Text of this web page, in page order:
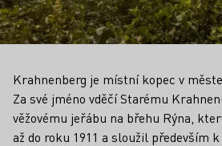
Krahnenberg je místní kopec v
Za své jméno vděčí Starému
věžovému jeřábu na břehu Rýna,
až do roku 1911 a sloužil především